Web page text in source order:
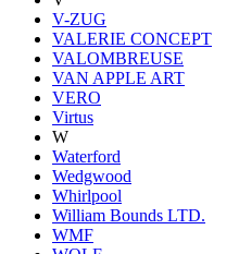
V-ZUG
VALERIE CONCEPT
VALOMBREUSE
VAN APPLE ART
VERO
Virtus
W
Waterford
Wedgwood
Whirlpool
William Bounds LTD.
WMF